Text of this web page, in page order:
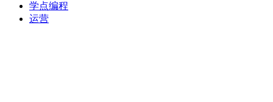
学点编程
运营